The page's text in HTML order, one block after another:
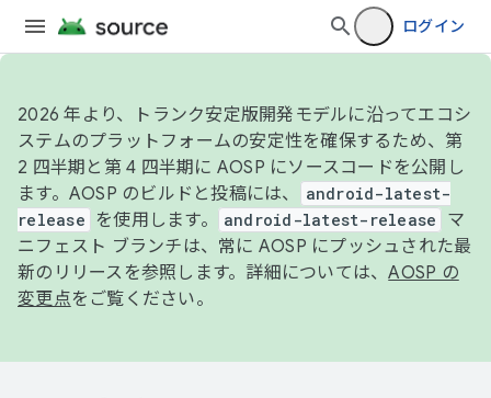
ログイン
2026 年より、トランク安定版開発モデルに沿ってエコシ
ステムのプラットフォームの安定性を確保するため、第
2 四半期と第 4 四半期に AOSP にソースコードを公開し
ます。AOSP のビルドと投稿には、
android-latest-
release
を使用します。 android-latest-release
マ
ニフェスト ブランチは、常に AOSP にプッシュされた最
新のリリースを参照します。詳細については、AOSP の
変更点をご覧ください。